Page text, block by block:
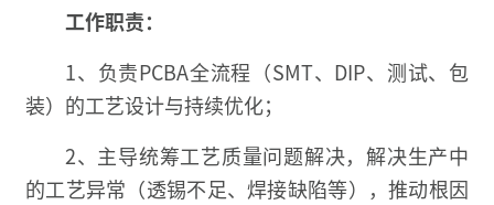
工作职责：
1、负责PCBA全流程（SMT、DIP、测试、包
装）的工艺设计与持续优化；
2、主导统筹工艺质量问题解决，解决生产中
的工艺异常（透锡不足、焊接缺陷等），推动根因